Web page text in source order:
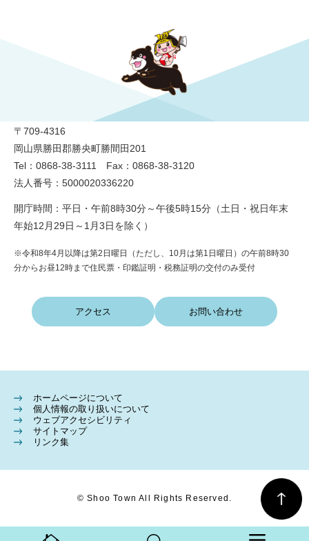
〒709-4316
岡山県勝田郡勝央町勝間田201
Tel：0868-38-3111 Fax：0868-38-3120
法人番号：5000020336220
開庁時間：平日・午前8時30分～午後5時15分（土日・祝日年末
年始12月29日～1月3日を除く）
※令和8年4月以降は第2日曜日（ただし、10月は第1日曜日）の午前8時30
分からお昼12時まで住民票・印鑑証明・税務証明の交付のみ受付
アクセス お問い合わせ
ホームページについて
個人情報の取り扱いについて
ウェブアクセシビリティ
サイトマップ
リンク集
© Shoo Town All Rights Reserved.